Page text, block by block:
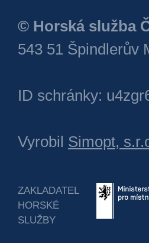
© Horská služba
543 51 Špindlerův
ID schránky:
Vyrobil Simopt,
ZAKLADATEL
HORSKÉ
SLUŽBY